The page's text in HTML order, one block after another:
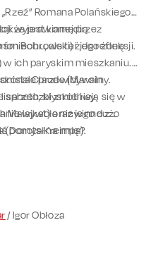
Romana Polańskiego).
jest komedią
ale też do refleksji.
wyprawianej przez
Bobrowski) i jego żonę
w ich paryskim mieszkaniu.
Claude (Marcin
błyskotliwy
Malajkat) oraz jego dużo
(Dorota Krempa).
przewidywalny.
sprzeczki zmieniają się w
wywoła niewinne z
pomysł na imię?
/ Igor Obłoza